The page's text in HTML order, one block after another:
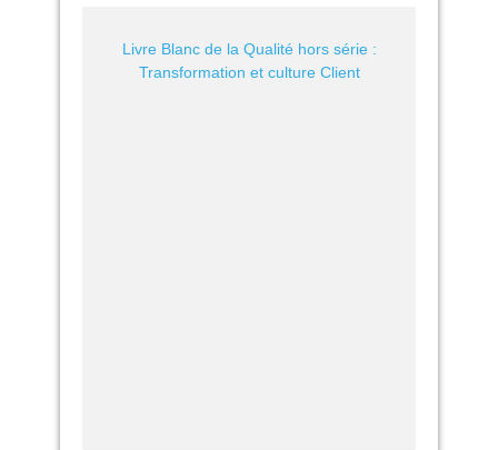
Livre Blanc de la Qualité hors série :
Transformation et culture Client